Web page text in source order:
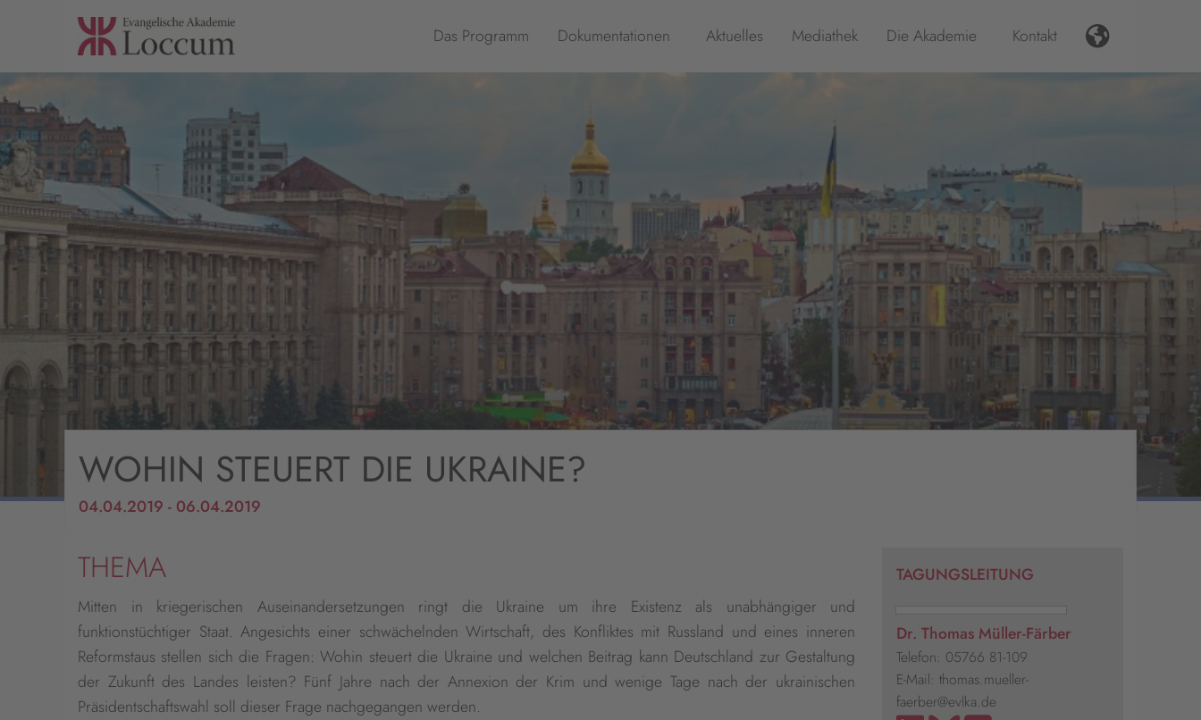
Das Programm Dokumentationen Aktuelles Mediathek Die Akademie Kontakt
WOHIN STEUERT DIE UKRAINE?
04.04.2019 - 06.04.2019
THEMA
Mitten in kriegerischen Auseinandersetzungen ringt die Ukraine um ihre Existenz als unabhängiger und
funktionstüchtiger Staat. Angesichts einer schwächelnden Wirtschaft, des Konfliktes mit Russland und eines inneren
Reformstaus stellen sich die Fragen: Wohin steuert die Ukraine und welchen Beitrag kann Deutschland zur Gestaltung
der Zukunft des Landes leisten? Fünf Jahre nach der Annexion der Krim und wenige Tage nach der ukrainischen
Präsidentschaftswahl soll dieser Frage nachgegangen werden.
TAGUNGSLEITUNG
Dr. Thomas Müller-Färber
Telefon: 05766 81-109
E-Mail: thomas.mueller-
faerber@evlka.de